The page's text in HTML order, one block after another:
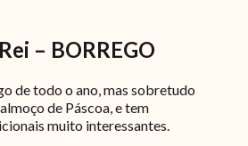
– BORREGO
de todo o ano, mas sobretudo
de Páscoa, e tem
muito interessantes.